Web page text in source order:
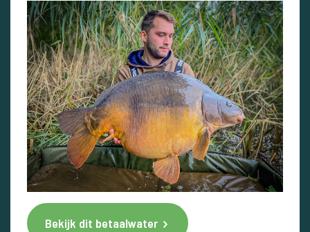
Bekijk dit betaalwater